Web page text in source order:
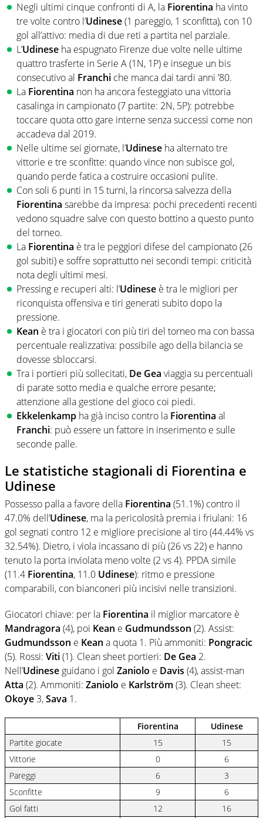
Negli ultimi cinque confronti di A, la Fiorentina ha vinto
tre volte contro l’Udinese(1 pareggio, 1 sconfitta), con 10
gol all’attivo: media di due reti a partita nel parziale.
L’Udinese ha espugnato Firenze due volte nelle ultime
quattro trasferte in Serie A (1N, 1P) e insegue un bis
consecutivo al Franchi che manca dai tardi anni ’80.
La Fiorentina non ha ancora festeggiato una vittoria
casalinga in campionato (7 partite: 2N, 5P): potrebbe
toccare quota otto gare interne senza successi come non
accadeva dal 2019.
Nelle ultime sei giornate, l’Udinese ha alternato tre
vittorie e tre sconfitte: quando vince non subisce gol,
quando perde fatica a costruire occasioni pulite.
Con soli 6 punti in 15 turni, la rincorsa salvezza della
Fiorentina sarebbe da impresa: pochi precedenti recenti
vedono squadre salve con questo bottino a questo punto
del torneo.
La Fiorentina è tra le peggiori difese del campionato (26
gol subiti) e soffre soprattutto nei secondi tempi: criticità
nota degli ultimi mesi.
Pressing e recuperi alti: l’Udinese è tra le migliori per
riconquista offensiva e tiri generati subito dopo la
pressione.
Kean è tra i giocatori con più tiri del torneo ma con bassa
percentuale realizzativa: possibile ago della bilancia se
dovesse sbloccarsi.
Tra i portieri più sollecitati, De Gea viaggia su percentuali
di parate sotto media e qualche errore pesante;
attenzione alla gestione del gioco coi piedi.
Ekkelenkamp ha già inciso contro la Fiorentina al
Franchi: può essere un fattore in inserimento e sulle
seconde palle.
Le statistiche stagionali di Fiorentina e
Udinese
Possesso palla a favore della Fiorentina (51.1%) contro il
47.0% dell’Udinese, ma la pericolosità premia i friulani: 16
gol segnati contro 12 e migliore precisione al tiro (44.44% vs
32.54%). Dietro, i viola incassano di più (26 vs 22) e hanno
tenuto la porta inviolata meno volte (2 vs 4). PPDA simile
(11.4 Fiorentina, 11.0 Udinese): ritmo e pressione
comparabili, con bianconeri più incisivi nelle transizioni.
Giocatori chiave: per la Fiorentina il miglior marcatore è
Mandragora (4), poi Kean e Gudmundsson (2). Assist:
Gudmundsson e Kean a quota 1. Più ammoniti: Pongracic
(5). Rossi: Viti(1). Clean sheet portieri: De Gea 2.
Nell’Udinese guidano i gol Zaniolo e Davis (4), assist-man
Atta (2). Ammoniti: Zaniolo e Karlström (3). Clean sheet:
Okoye3,Sava 1.
Fiorentina
Udinese
Partite giocate
15
15
Vittorie
0
6
Pareggi
6
3
Sconfitte
9
6
Gol fatti
12
16